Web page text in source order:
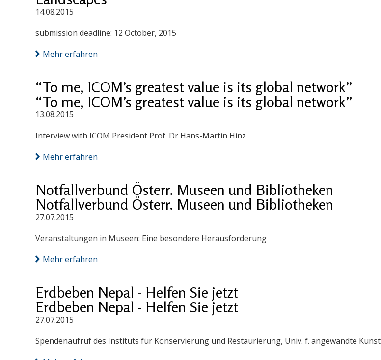
14.08.2015
submission deadline: 12 October, 2015
Mehr erfahren
“To me, ICOM’s greatest value is its global network”
“To me, ICOM’s greatest value is its global network”
13.08.2015
Interview with ICOM President Prof. Dr Hans-Martin Hinz
Mehr erfahren
Notfallverbund Österr. Museen und Bibliotheken
Notfallverbund Österr. Museen und Bibliotheken
27.07.2015
Veranstaltungen in Museen: Eine besondere Herausforderung
Mehr erfahren
Erdbeben Nepal - Helfen Sie jetzt
Erdbeben Nepal - Helfen Sie jetzt
27.07.2015
Spendenaufruf des Instituts für Konservierung und Restaurierung, Univ. f. angewandte Kunst